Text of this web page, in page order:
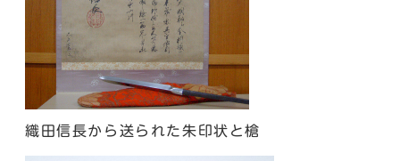
織田信長から送られた朱印状と槍